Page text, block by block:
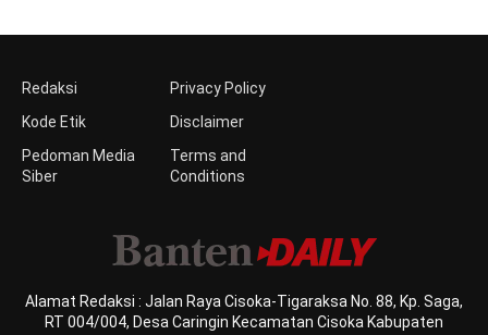
Redaksi
Kode Etik
Pedoman Media
Siber
Privacy Policy
Disclaimer
Terms and
Conditions
Alamat Redaksi : Jalan Raya Cisoka-Tigaraksa No. 88, Kp. Saga,
RT 004/004, Desa Caringin Kecamatan Cisoka Kabupaten